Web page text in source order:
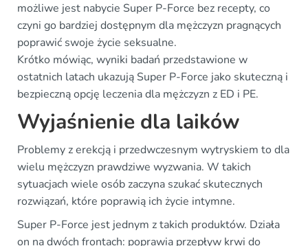
możliwe jest nabycie Super P-Force bez recepty, co
czyni go bardziej dostępnym dla mężczyzn pragnących
poprawić swoje życie seksualne.
Krótko mówiąc, wyniki badań przedstawione w
ostatnich latach ukazują Super P-Force jako skuteczną i
bezpieczną opcję leczenia dla mężczyzn z ED i PE.
Wyjaśnienie dla laików
Problemy z erekcją i przedwczesnym wytryskiem to dla
wielu mężczyzn prawdziwe wyzwania. W takich
sytuacjach wiele osób zaczyna szukać skutecznych
rozwiązań, które poprawią ich życie intymne.
Super P-Force jest jednym z takich produktów. Działa
on na dwóch frontach: poprawia przepływ krwi do